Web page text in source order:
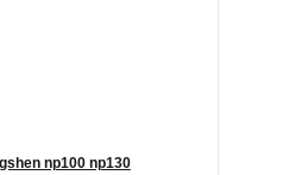
np100 np130